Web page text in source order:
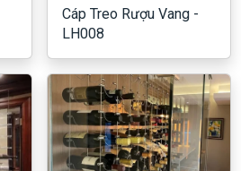
Cáp Treo Rượu Vang -
LH008